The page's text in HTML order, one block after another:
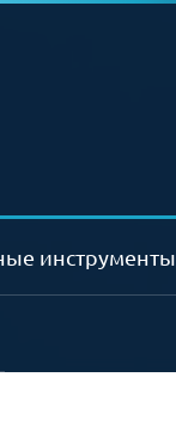
инструменты